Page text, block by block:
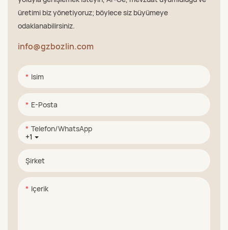
üretimi biz yönetiyoruz; böylece siz büyümeye
odaklanabilirsiniz.
info@gzbozlin.com
Isim
E-Posta
+1
Telefon/WhatsApp
Şirket
Içerik